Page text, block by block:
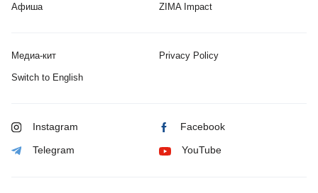
Афиша ZIMA Impact
Медиа-кит Privacy Policy
Switch to English
Instagram Facebook
Telegram YouTube